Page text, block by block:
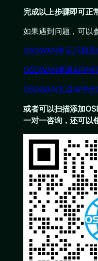
完成以上步骤即可正
如果遇到问题，可以
OSDWAN常见问题
OSDWAN苹果APP
OSDWAN安卓APP
或者可以扫描添加
一对一咨询，还可以